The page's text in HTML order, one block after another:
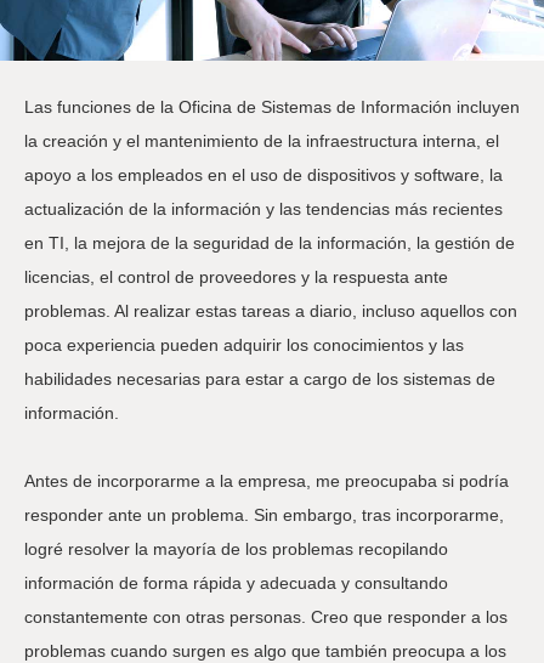
Las funciones de la Oficina de Sistemas de Información incluyen
la creación y el mantenimiento de la infraestructura interna, el
apoyo a los empleados en el uso de dispositivos y software, la
actualización de la información y las tendencias más recientes
en TI, la mejora de la seguridad de la información, la gestión de
licencias, el control de proveedores y la respuesta ante
problemas. Al realizar estas tareas a diario, incluso aquellos con
poca experiencia pueden adquirir los conocimientos y las
habilidades necesarias para estar a cargo de los sistemas de
información.
Antes de incorporarme a la empresa, me preocupaba si podría
responder ante un problema. Sin embargo, tras incorporarme,
logré resolver la mayoría de los problemas recopilando
información de forma rápida y adecuada y consultando
constantemente con otras personas. Creo que responder a los
problemas cuando surgen es algo que también preocupa a los